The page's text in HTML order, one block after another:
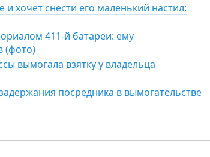
хочет снести его маленький настил:
411-й батареи: ему
(фото)
вымогала взятку у владельца
посредника в вымогательстве